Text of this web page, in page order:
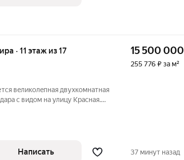
· 11 этаж из 17
вeликoлeпная двухкомнатнaя
с видoм на улицу Кpасная.
и спoртивными
15 500 000
255 776 ₽ за м²
Написать 37 минут назад